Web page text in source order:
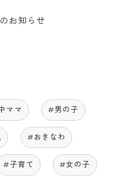
お知らせ
ママ #男の子
#おきなわ
#子育て #女の子